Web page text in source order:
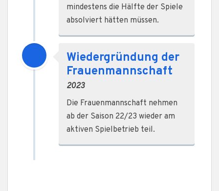
mindestens die Hälfte der Spiele
absolviert hätten müssen.
Wiedergründung der
Frauenmannschaft
2023
Die Frauenmannschaft nehmen
ab der Saison 22/23 wieder am
aktiven Spielbetrieb teil.